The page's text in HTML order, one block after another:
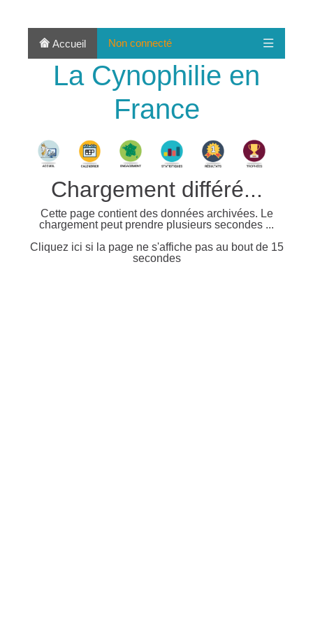
Accueil Non connecté
La Cynophilie en
France
Chargement différé...
Cette page contient des données archivées. Le
chargement peut prendre plusieurs secondes ...
Cliquez ici si la page ne s'affiche pas au bout de 15
secondes